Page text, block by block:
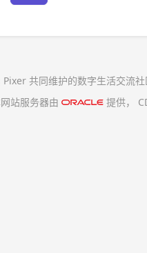
Pixer 共同维护的数字生活交流
站服务器由
提供，